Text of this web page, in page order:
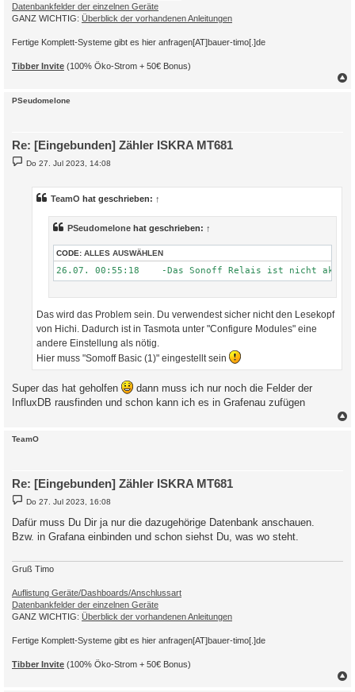
Datenbankfelder der einzelnen Geräte
GANZ WICHTIG: Überblick der vorhandenen Anleitungen
Fertige Komplett-Systeme gibt es hier anfragen[AT]bauer-timo[.]de
Tibber Invite (100% Öko-Strom + 50€ Bonus)
PSeudomelone
Re: [Eingebunden] Zähler ISKRA MT681
B
e
Do 27. Jul 2023, 14:08
TeamO hat geschrieben: ↑
PSeudomelone hat geschrieben: ↑
CODE: ALLES AUSWÄHLEN
Das wird das Problem sein. Du verwendest sicher nicht den Lesekopf
von Hichi. Dadurch ist in Tasmota unter "Configure Modules" eine
andere Einstellung als nötig.
Hier muss "Somoff Basic (1)" eingestellt sein
Super das hat geholfen
dann muss ich nur noch die Felder der
InfluxDB rausfinden und schon kann ich es in Grafenau zufügen
TeamO
Re: [Eingebunden] Zähler ISKRA MT681
B
e
t
r
Do 27. Jul 2023, 16:08
Dafür muss Du Dir ja nur die dazugehörige Datenbank anschauen.
Bzw. in Grafana einbinden und schon siehst Du, was wo steht.
Gruß Timo
Auflistung Geräte/Dashboards/Anschlussart
Datenbankfelder der einzelnen Geräte
GANZ WICHTIG: Überblick der vorhandenen Anleitungen
Fertige Komplett-Systeme gibt es hier anfragen[AT]bauer-timo[.]de
Tibber Invite (100% Öko-Strom + 50€ Bonus)